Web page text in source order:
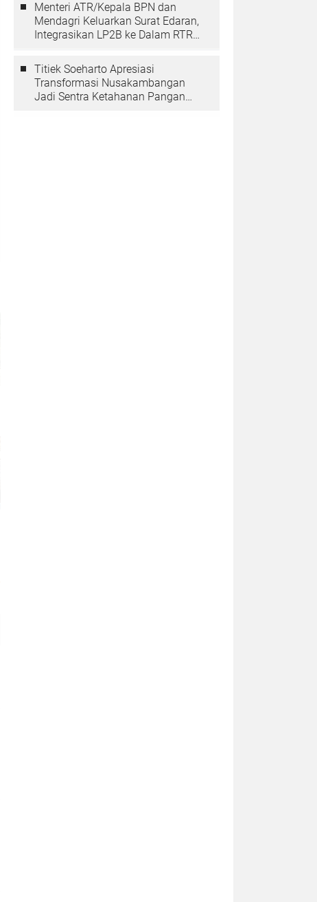
Menteri ATR/Kepala BPN dan
Mendagri Keluarkan Surat Edaran,
Integrasikan LP2B ke Dalam RTRW
Titiek Soeharto Apresiasi
Transformasi Nusakambangan
Jadi Sentra Ketahanan Pangan